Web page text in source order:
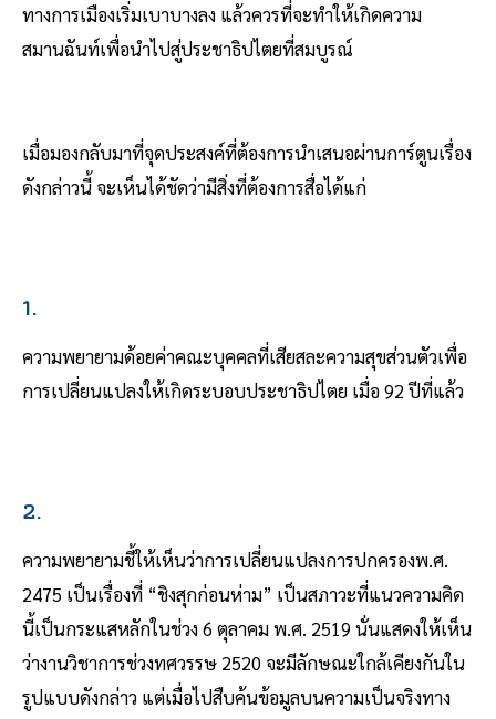
ทางการเมืองเริ่มเบาบางลง แล้วควรที่จะทำให้เกิดความ
สมานฉันท์เพื่อนำไปสู่ประชาธิปไตยที่สมบูรณ์
เมื่อมองกลับมาที่จุดประสงค์ที่ต้องการนำเสนอผ่านการ์ตูนเรื่อง
ดังกล่าวนี้ จะเห็นได้ชัดว่ามีสิ่งที่ต้องการสื่อได้แก่
1.
ความพยายามด้อยค่าคณะบุคคลที่เสียสละความสุขส่วนตัวเพื่อ
การเปลี่ยนแปลงให้เกิดระบอบประชาธิปไตย เมื่อ 92 ปีที่แล้ว
2.
ความพยายามชี้ให้เห็นว่าการเปลี่ยนแปลงการปกครองพ.ศ.
2475 เป็นเรื่องที่ “ชิงสุกก่อนห่าม” เป็นสภาวะที่แนวความคิด
นี้เป็นกระแสหลักในช่วง 6 ตุลาคม พ.ศ. 2519 นั่นแสดงให้เห็น
ว่างานวิชาการช่วงทศวรรษ 2520 จะมีลักษณะใกล้เคียงกันใน
รูปแบบดังกล่าว แต่เมื่อไปสืบค้นข้อมูลบนความเป็นจริงทาง